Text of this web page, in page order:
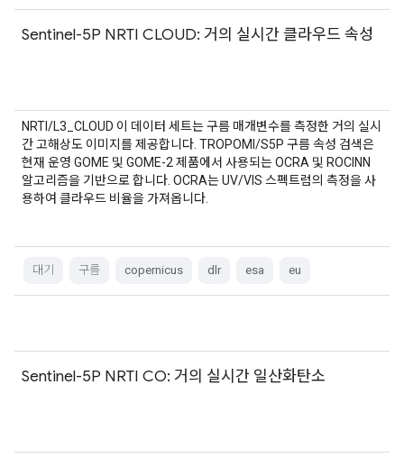
Sentinel-5P NRTI CLOUD: 거의 실시간 클라우드 속성
NRTI/L3_CLOUD 이 데이터 세트는 구름 매개변수를 측정한 거의 실시
간 고해상도 이미지를 제공합니다. TROPOMI/S5P 구름 속성 검색은
현재 운영 GOME 및 GOME-2 제품에서 사용되는 OCRA 및 ROCINN
알고리즘을 기반으로 합니다. OCRA는 UV/VIS 스펙트럼의 측정을 사
용하여 클라우드 비율을 가져옵니다.
대기 구름 copernicus dlr esa eu
Sentinel-5P NRTI CO: 거의 실시간 일산화탄소